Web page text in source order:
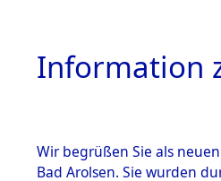
Information
Wir begrüßen Sie als
Bad Arolsen. Sie wurden